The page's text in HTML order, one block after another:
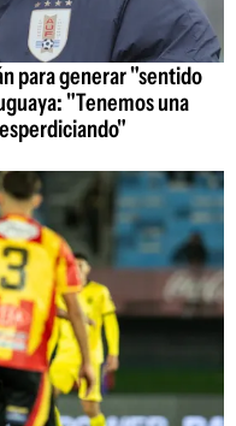
para generar "sentido
"Tenemos una